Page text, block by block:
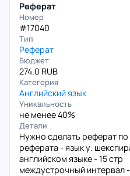
Реферат
Номер
#17040
Тип
Реферат
Бюджет
274.0 RUB
Категория
Английский язык
Уникальность
не менее 40%
Детали
Нужно сделать реферат
реферата - язык у.
английском языке - 15 стр
междустрочный интервал